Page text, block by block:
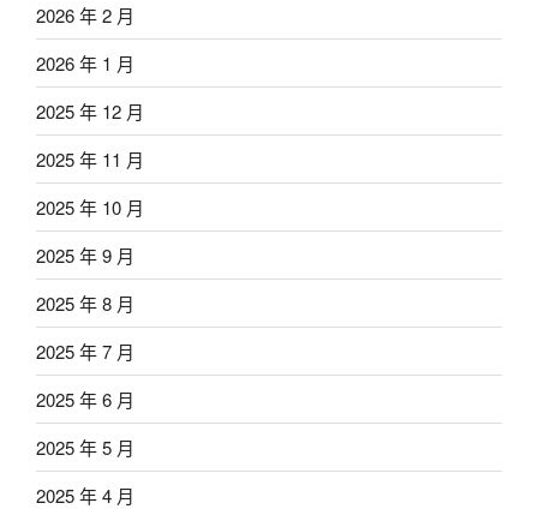
2026 年 2 月
2026 年 1 月
2025 年 12 月
2025 年 11 月
2025 年 10 月
2025 年 9 月
2025 年 8 月
2025 年 7 月
2025 年 6 月
2025 年 5 月
2025 年 4 月